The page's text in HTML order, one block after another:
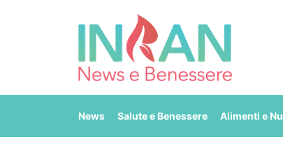
News Salute e Benessere Alimenti e